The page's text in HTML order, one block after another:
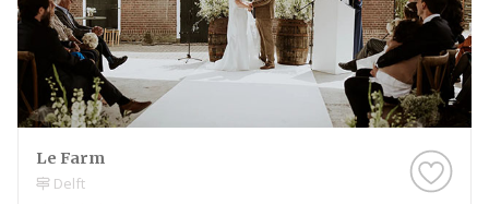
Le Farm
Delft